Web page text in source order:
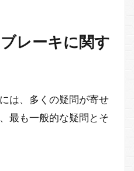
レーキに関す
は、多くの疑問が寄せ
最も一般的な疑問とそ